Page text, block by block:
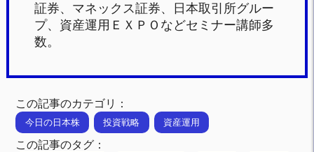
証券、マネックス証券、日本取引所グルー
プ、資産運用ＥＸＰＯなどセミナー講師多
数。
この記事のカテゴリ：
今日の日本株 投資戦略 資産運用
この記事のタグ：